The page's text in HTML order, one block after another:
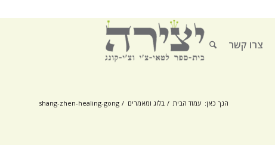
צרו קשר
הנך כאן: עמוד הבית / בלוג ומאמרים /
shang-zhen-healing-gong